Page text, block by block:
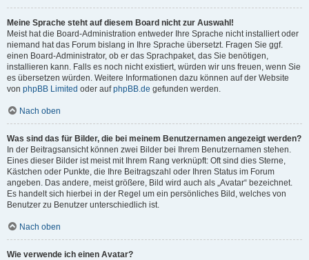
Meine Sprache steht auf diesem Board nicht zur Auswahl!
Meist hat die Board-Administration entweder Ihre Sprache nicht installiert oder
niemand hat das Forum bislang in Ihre Sprache übersetzt. Fragen Sie ggf.
einen Board-Administrator, ob er das Sprachpaket, das Sie benötigen,
installieren kann. Falls es noch nicht existiert, würden wir uns freuen, wenn Sie
es übersetzen würden. Weitere Informationen dazu können auf der Website
von phpBB Limited oder aufphpBB.de gefunden werden.
Nach oben
Was sind das für Bilder, die bei meinem Benutzernamen angezeigt werden?
In der Beitragsansicht können zwei Bilder bei Ihrem Benutzernamen stehen.
Eines dieser Bilder ist meist mit Ihrem Rang verknüpft: Oft sind dies Sterne,
Kästchen oder Punkte, die Ihre Beitragszahl oder Ihren Status im Forum
angeben. Das andere, meist größere, Bild wird auch als „Avatar“ bezeichnet.
Es handelt sich hierbei in der Regel um ein persönliches Bild, welches von
Benutzer zu Benutzer unterschiedlich ist.
Nach oben
Wie verwende ich einen Avatar?